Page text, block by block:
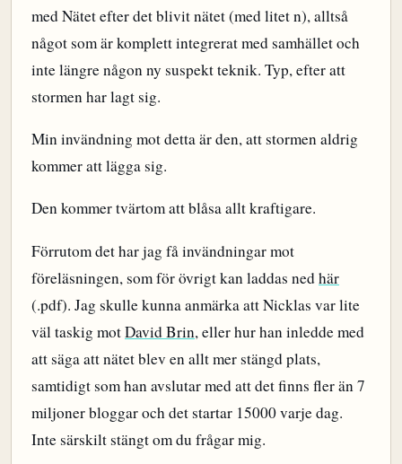
med Nätet efter det blivit nätet (med litet n), alltså
något som är komplett integrerat med samhället och
inte längre någon ny suspekt teknik. Typ, efter att
stormen har lagt sig.
Min invändning mot detta är den, att stormen aldrig
kommer att lägga sig.
Den kommer tvärtom att blåsa allt kraftigare.
Förrutom det har jag få invändningar mot
föreläsningen, som för övrigt kan laddas nedhär
(.pdf). Jag skulle kunna anmärka att Nicklas var lite
väl taskig motDavid Brin, eller hur han inledde med
att säga att nätet blev en allt mer stängd plats,
samtidigt som han avslutar med att det finns fler än 7
miljoner bloggar och det startar 15000 varje dag.
Inte särskilt stängt om du frågar mig.